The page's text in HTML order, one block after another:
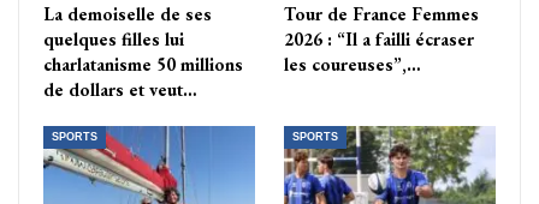
La demoiselle de ses
quelques filles lui
charlatanisme 50 millions
de dollars et veut…
Tour de France Femmes
2026 : “Il a failli écraser
les coureuses”,…
SPORTS SPORTS